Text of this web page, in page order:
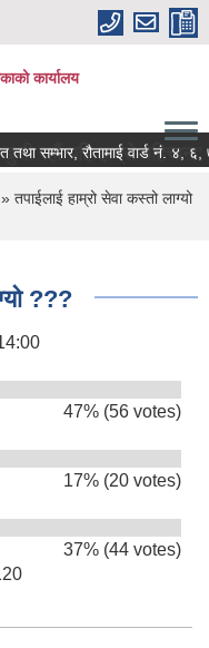
कार्यालय
हाम्रो पहिचान"
सम्भार, रौतामाई वार्ड नं. ४, ६, ७
» तपाईलाई हाम्रो सेवा कस्तो लाग्यो
???
47% (56 votes)
17% (20 votes)
37% (44 votes)